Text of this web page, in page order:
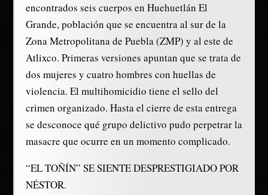
encontrados seis cuerpos en Huehuetlán El
Grande, población que se encuentra al sur de la
Zona Metropolitana de Puebla (ZMP) y al este de
Atlixco. Primeras versiones apuntan que se trata de
dos mujeres y cuatro hombres con huellas de
violencia. El multihomicidio tiene el sello del
crimen organizado. Hasta el cierre de esta entrega
se desconoce qué grupo delictivo pudo perpetrar la
masacre que ocurre en un momento complicado.
“EL TOÑÍN” SE SIENTE DESPRESTIGIADO POR
NÉSTOR.